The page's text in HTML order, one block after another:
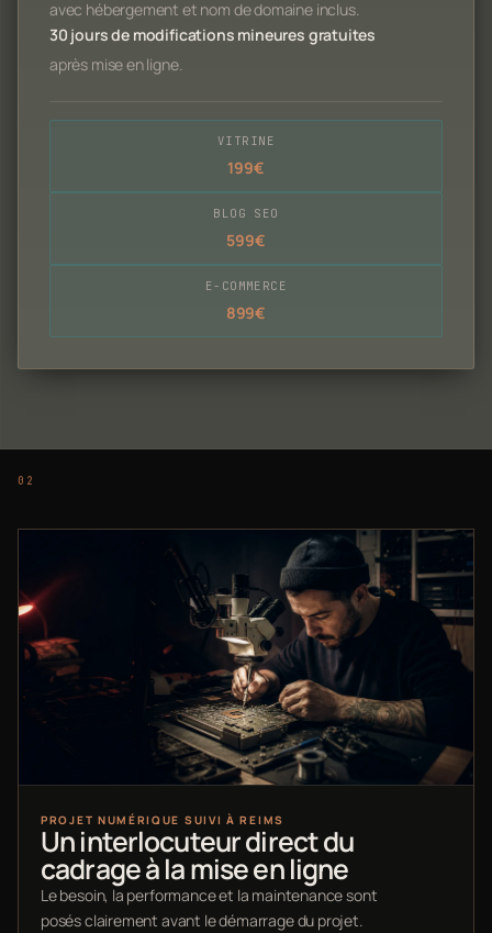
avec hébergement et nom de domaine inclus.
30 jours de modifications mineures gratuites
après mise en ligne.
VITRINE
199€
BLOG SEO
599€
E-COMMERCE
899€
PROJET NUMÉRIQUE SUIVI À REIMS
Un interlocuteur direct du
cadrage à la mise en ligne
Le besoin, la performance et la maintenance sont
posés clairement avant le démarrage du projet.